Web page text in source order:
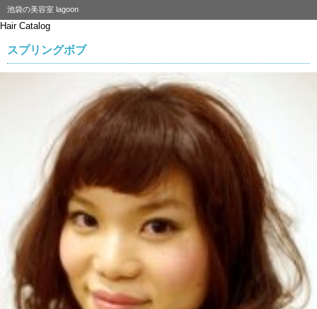
池袋の美容室 lagoon
Hair Catalog
スプリングボブ